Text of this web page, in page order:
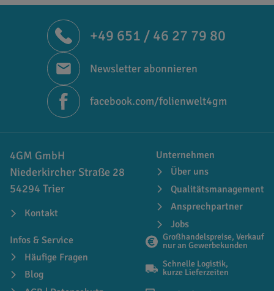
+49 651 / 46 27 79 80
Newsletter abonnieren
facebook.com/folienwelt4gm
4GM GmbH
Niederkircher Straße 28
54294 Trier
Kontakt
Unternehmen
Über uns
Qualitätsmanagement
Ansprechpartner
Jobs
Infos & Service
Häufige Fragen
Blog
Großhandelspreise, Verkauf
nur an Gewerbekunden
Schnelle Logistik,
kurze Lieferzeiten